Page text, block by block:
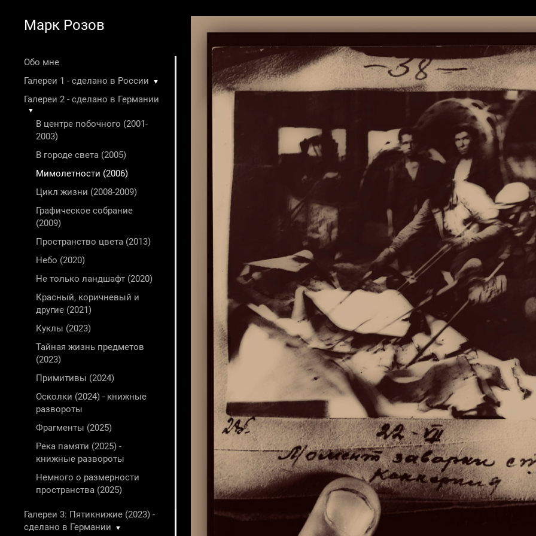
Марк Розов
Обо мне
Галереи 1 - сделано в России
▼
Галереи 2 - сделано в Германии
▼
В центре побочного (2001-
2003)
В городе света (2005)
Мимолетности (2006)
Цикл жизни (2008-2009)
Графическое собрание
(2009)
Пространство цвета (2013)
Небо (2020)
Не только ландшафт (2020)
Красный, коричневый и
другие (2021)
Куклы (2023)
Тайная жизнь предметов
(2023)
Примитивы (2024)
Осколки (2024) - книжные
развороты
Фрагменты (2025)
Река памяти (2025) -
книжные развороты
Немного о размерности
пространства (2025)
Галереи 3: Пятикнижие (2023) -
сделано в Германии
▼